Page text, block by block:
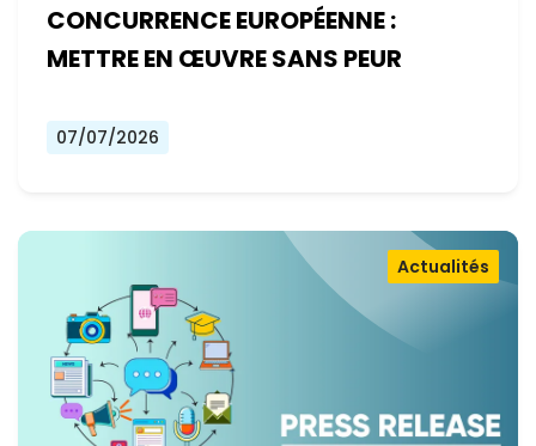
CONCURRENCE EUROPÉENNE :
METTRE EN ŒUVRE SANS PEUR
07/07/2026
Actualités